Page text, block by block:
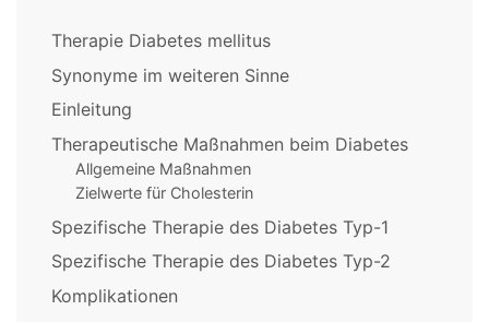
Therapie Diabetes mellitus
Synonyme im weiteren Sinne
Einleitung
Therapeutische Maßnahmen beim Diabetes
Allgemeine Maßnahmen
Zielwerte für Cholesterin
Spezifische Therapie des Diabetes Typ-1
Spezifische Therapie des Diabetes Typ-2
Komplikationen